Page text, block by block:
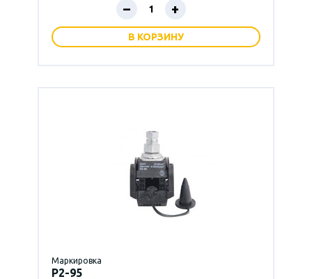
– +
В КОРЗИНУ
Маркировка
P2-95